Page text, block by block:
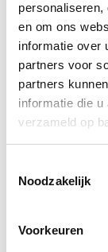
en om ons
informatie over
partners voor
partners
informatie die
verzameld op
Noodzakelijk
Voorkeuren